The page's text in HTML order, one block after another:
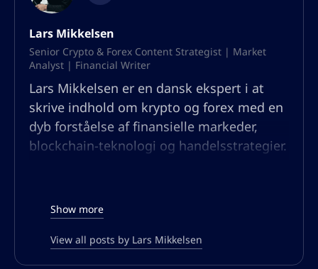
Lars Mikkelsen
Senior Crypto & Forex Content Strategist | Market
Analyst | Financial Writer
Lars Mikkelsen er en dansk ekspert i at
skrive indhold om krypto og forex med en
dyb forståelse af finansielle markeder,
blockchain-teknologi og handelsstrategier.
specialiserer Lars sig i at skrive
indsigtsfulde, datadrevne artikler, der
uddanner og engagerer handlende på alle
niveauer. Hans ekspertise spænder over
Show more
View all posts by Lars Mikkelsen